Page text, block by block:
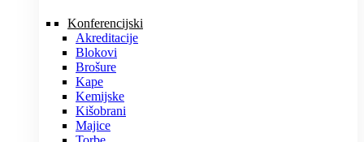
Konferencijski
Akreditacije
Blokovi
Brošure
Kape
Kemijske
Kišobrani
Majice